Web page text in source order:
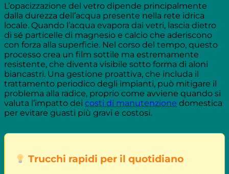
L’opacizzazione del vetro dipende principalmente
dalla durezza dell’acqua presente nella rete idrica
locale. Quando l’acqua evapora dai vetri, lascia dietro
di sé particelle di magnesio e calcio che aderiscono
con forza alla superficie. Nel corso del tempo, questo
processo crea un film sottile ma estremamente
resistente, che diventa visibile sotto forma di aloni
biancastri. Una gestione proattiva, che includa il
trattamento periodico degli impianti, può mitigare il
problema alla radice, proprio come avviene quando si
valuta l’impatto dei costi di manutenzione domestica
per evitare guasti più gravi e costosi.
Trucchi rapidi per il quotidiano